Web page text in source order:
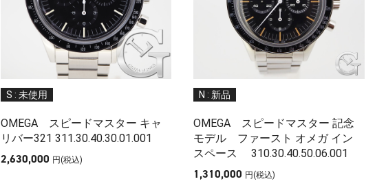
S : 未使用
OMEGA スピードマスター キャ
リバー32 1 311.30.40.30.01.001
2,630,000 円(税込)
N : 新品
OMEGA スピードマスター 記念
モデ ル ファースト オメガ イン
スペー ス 310.30.40.50.06.00 1
1,310,000 円(税込)